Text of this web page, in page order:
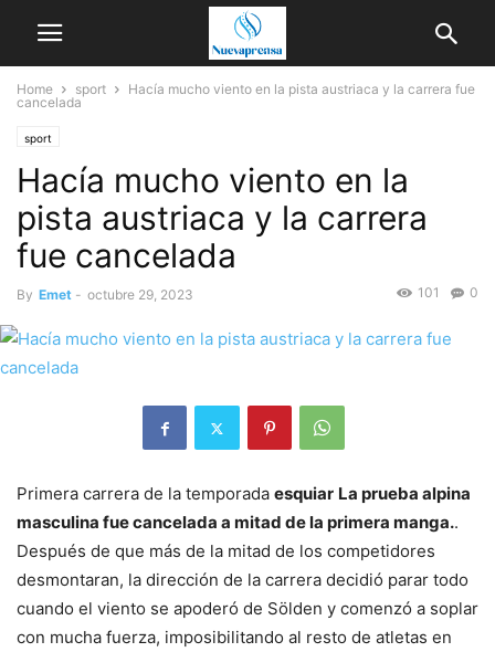
Home sport
Hacía mucho viento en la pista austriaca y la carrera fue
cancelada
sport
Hacía mucho viento en la
pista austriaca y la carrera
fue cancelada
By Emet - octubre 29, 2023 0
101
Primera carrera de la temporada esquiar La prueba alpina
masculina fue cancelada a mitad de la primera manga..
Después de que más de la mitad de los competidores
desmontaran, la dirección de la carrera decidió parar todo
cuando el viento se apoderó de Sölden y comenzó a soplar
con mucha fuerza, imposibilitando al resto de atletas en